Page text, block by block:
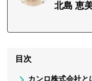
北島 恵
目次
カンロ株式会社と